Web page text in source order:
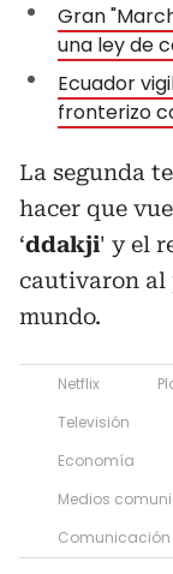
Gran
una ley de
Ecuador
fronterizo
La segunda
hacer que
‘ddakji' y el
cautivaron al
mundo.
Netflix
Televisión
Economía
Medios
Comunicación